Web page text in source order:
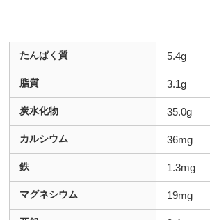
たんぱく質 5.4g
脂質 3.1g
炭水化物 35.0g
カルシウム 36mg
鉄 1.3mg
マグネシウム 19mg